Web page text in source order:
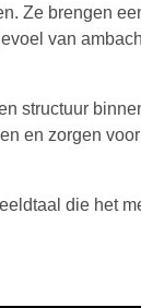
Ze brengen
van
structuur
en zorgen
die het